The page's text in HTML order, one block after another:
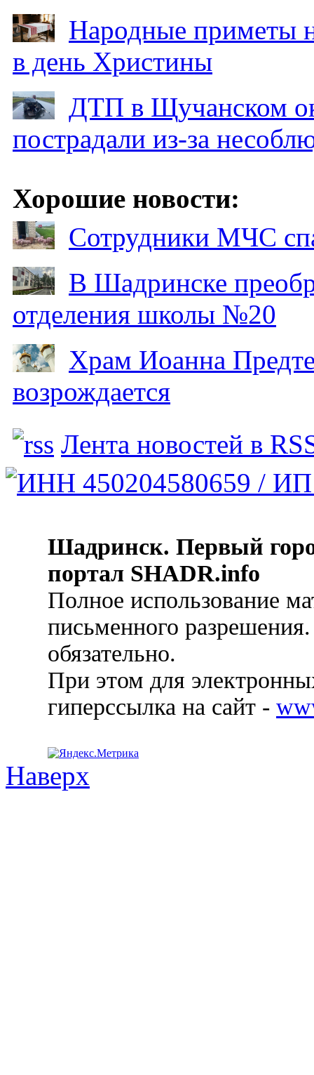
Народные приметы
в день Христины
ДТП в Щучанском
пострадали из-за
Хорошие новости:
Сотрудники МЧС
В Шадринске
отделения школы №20
Храм Иоанна
возрождается
Лента новостей в
Шадринск. Первый
портал SHADR.info
Полное использование
письменного
обязательно.
При этом для
гиперссылка на сайт -
Наверх